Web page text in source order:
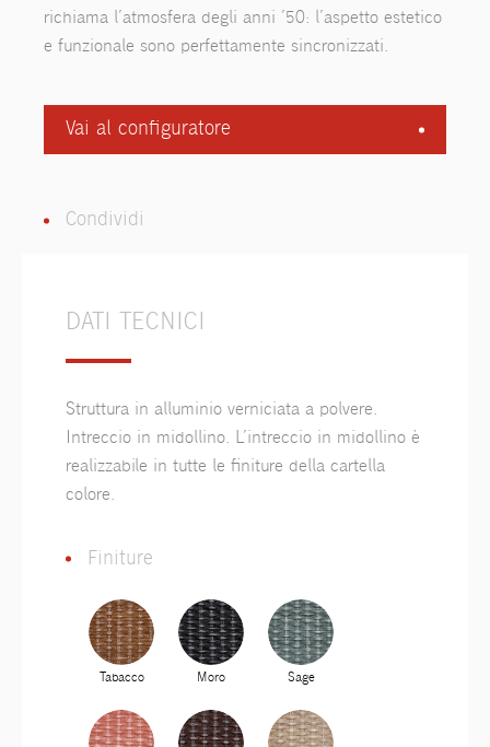
richiama l’atmosfera degli anni ’50: l’aspetto estetico
e funzionale sono perfettamente sincronizzati.
Vai al configuratore
Condividi
DATI TECNICI
Struttura in alluminio verniciata a polvere.
Intreccio in midollino. L’intreccio in midollino è
realizzabile in tutte le finiture della cartella
colore.
Finiture
Tabacco Moro Sage